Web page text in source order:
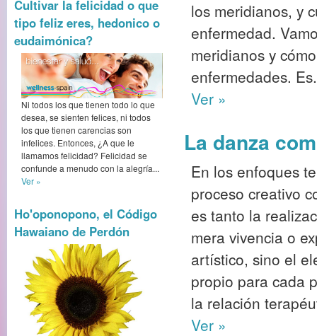
Cultivar la felicidad o que
tipo feliz eres, hedonico o
eudaimónica?
Ni todos los que tienen todo lo que
desea, se sienten felices, ni todos
los que tienen carencias son
infelices. Entonces, ¿A que le
llamamos felicidad? Felicidad se
confunde a menudo con la alegría...
Ver »
Ho'oponopono, el Código
Hawaiano de Perdón
los meridianos, y
enfermedad.
meridianos y
enfermedades.
Ver »
La danza
En los enfoques
proceso creativo
es tanto la
mera vivencia o
artístico, sino el
propio para cada
la relación
Ver »